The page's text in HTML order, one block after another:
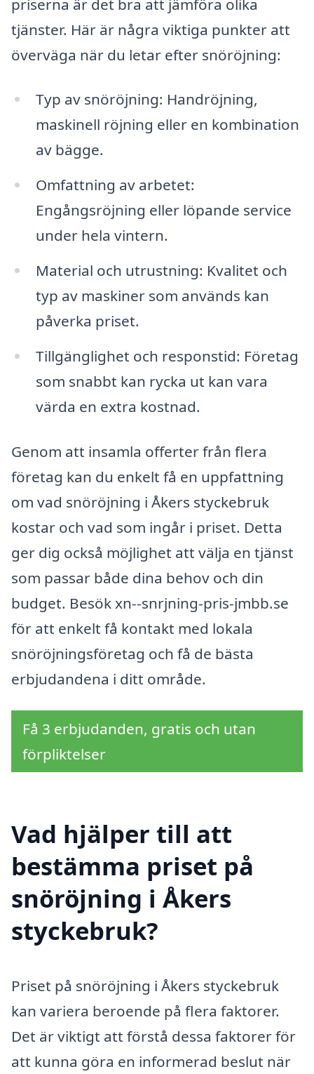
priserna är det bra att jämföra olika
tjänster. Här är några viktiga punkter att
överväga när du letar efter snöröjning:
Typ av snöröjning: Handröjning,
maskinell röjning eller en kombination
av bägge.
Omfattning av arbetet:
Engångsröjning eller löpande service
under hela vintern.
Material och utrustning: Kvalitet och
typ av maskiner som används kan
påverka priset.
Tillgänglighet och responstid: Företag
som snabbt kan rycka ut kan vara
värda en extra kostnad.
Genom att insamla offerter från flera
företag kan du enkelt få en uppfattning
om vad snöröjning i Åkers styckebruk
kostar och vad som ingår i priset. Detta
ger dig också möjlighet att välja en tjänst
som passar både dina behov och din
budget. Besök xn--snrjning-pris-jmbb.se
för att enkelt få kontakt med lokala
snöröjningsföretag och få de bästa
erbjudandena i ditt område.
Få 3 erbjudanden, gratis och utan
förpliktelser
Vad hjälper till att
bestämma priset på
snöröjning i Åkers
styckebruk?
Priset på snöröjning i Åkers styckebruk
kan variera beroende på flera faktorer.
Det är viktigt att förstå dessa faktorer för
att kunna göra en informerad beslut när